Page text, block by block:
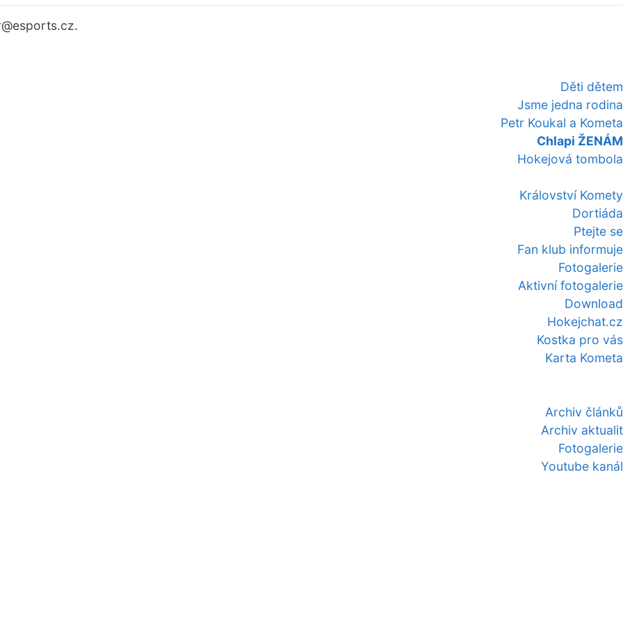
Děti dětem
Jsme jedna rodina
Petr Koukal a Kometa
Chlapi ŽENÁM
Hokejová tombola
Království Komety
Dortiáda
Ptejte se
Fan klub informuje
Fotogalerie
Aktivní fotogalerie
Download
Hokejchat.cz
Kostka pro vás
Karta Kometa
Archiv článků
Archiv aktualit
Fotogalerie
Youtube kanál
@esports.cz.